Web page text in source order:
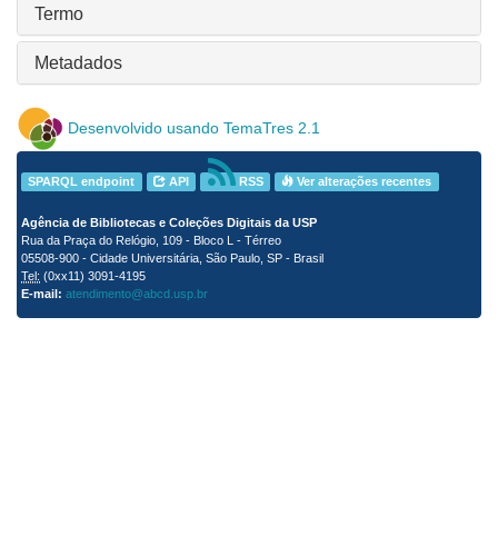
Termo
Metadados
Desenvolvido usando TemaTres 2.1
SPARQL endpoint API RSS Ver alterações recentes
Agência de Bibliotecas e Coleções Digitais da USP
Rua da Praça do Relógio, 109 - Bloco L - Térreo
05508-900 - Cidade Universitária, São Paulo, SP - Brasil
Tel: (0xx11) 3091-4195
E-mail: atendimento@abcd.usp.br